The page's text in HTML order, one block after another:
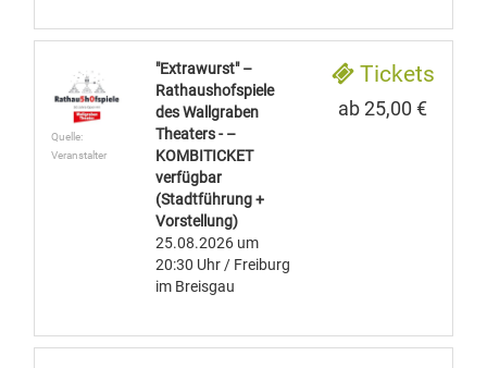
Quelle:
Veranstalter
"Extrawurst" –
Rathaushofspiele
des Wallgraben
Theaters - –
KOMBITICKET
verfügbar
(Stadtführung +
Vorstellung)
25.08.2026 um
20:30 Uhr / Freiburg
im Breisgau
Tickets
ab 25,00 €